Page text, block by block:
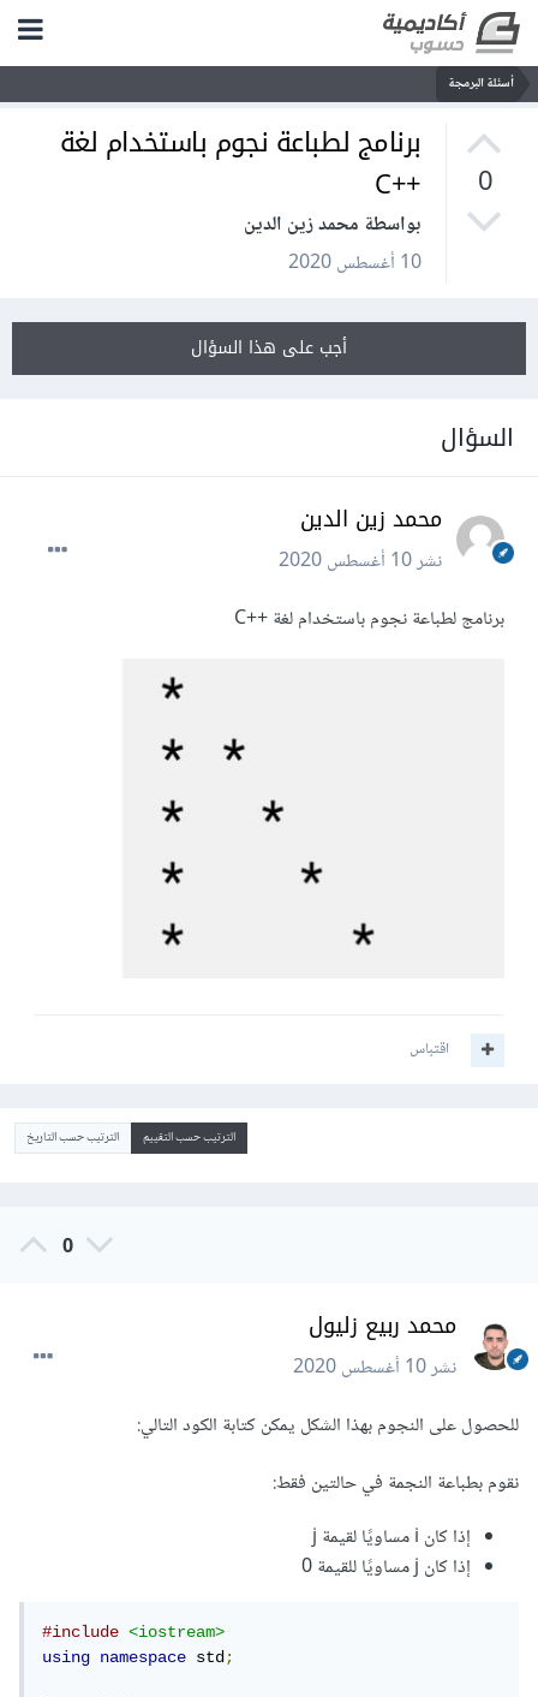
أسئلة البرمجة
0
برنامج لطباعة نجوم باستخدام لغة
++C
بواسطة محمد زين الدين
10 أغسطس 2020
أجب على هذا السؤال
السؤال
محمد زين الدين
نشر10 أغسطس 2020
برنامج لطباعة نجوم باستخدام لغة ++C
اقتباس
الترتيب حسب التقييم الترتيب حسب التاريخ
0
محمد ربيع زليول
نشر10 أغسطس 2020
للحصول على النجوم بهذا الشكل يمكن كتابة الكود التالي:
نقوم بطباعة النجمة في حالتين فقط:
إذا كان i مساويًا لقيمة j
إذا كان j مساويًا للقيمة 0
#include
<iostream>
using
namespace std;